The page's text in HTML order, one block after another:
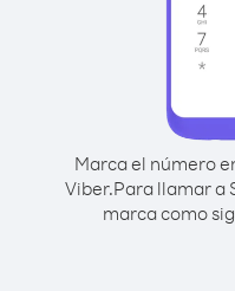
Marca el número
Viber.Para llamar a
marca como